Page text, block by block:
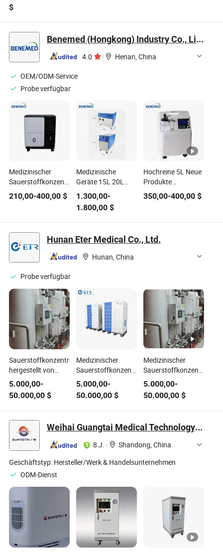
tragbarer
Sauerstoffkonzentrator
mit Batterie und
Luftkompressor
$
Tragbarer
für Reisen
Niedriggeräusch Benemed (Hongkong) Industry Co., Limited
4.0 · Henan, China
OEM/ODM-Service
Probe verfügbar
Medizinischer
Sauerstoffkonzentrator
5L Tragbar
210,00-400,00 $
Medizinische
Geräte 15L 20L
Tragbarer
Sauerstoffkonzentrator
1.300,00-
1.800,00$
Hochreine 5L Neue
Produkte
Niedriggeräusch
Tragbarer
für den
350,00-400,00$
Hunan Eter Medical Co., Ltd.
Hunan, China
Probe verfügbar
Sauerstoffkonzentrator
hergestellt von
Hunan Eter China
5.000,00-
50.000,00 $
Medizinischer
Sauerstoffkonzentrator
Zeolithsieb Preis
5.000,00-
50.000,00$
Medizinischer
Sauerstoffkonzentrator
nicht für industrielle
Verwendung
5.000,00-
50.000,00$
Weihai Guangtai Medical Technology Co., Ltd
8 J. ·
Shandong, China
Geschäftstyp: Hersteller/Werk & Handelsunternehmen
ODM-Dienst